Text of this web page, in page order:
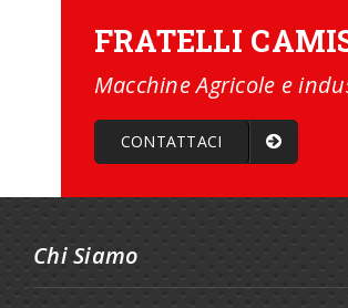
FRATELLI
Macchine Agricole e
CONTATTACI
Chi Siamo